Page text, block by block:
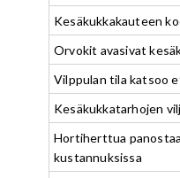
Kesäkukkakauteen
Orvokit avasivat
Vilppulan tila katsoo
Kesäkukkatarhojen
Hortiherttua
kustannuksissa